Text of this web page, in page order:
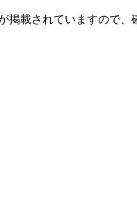
載されていますので、